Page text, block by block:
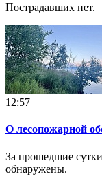
Пострадавших нет.
12:57
О лесопожарной
За прошедшие
обнаружены.